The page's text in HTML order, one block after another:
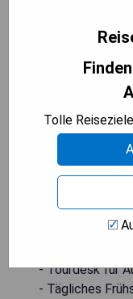
einem
einem Balkon
Bettwäsche
Das tägliche
carte- oder
Flughafen ist
sich 222 km
- Eröffnet im
- Kostenloses
- Tourdesk für
- Tägliches
Tolle